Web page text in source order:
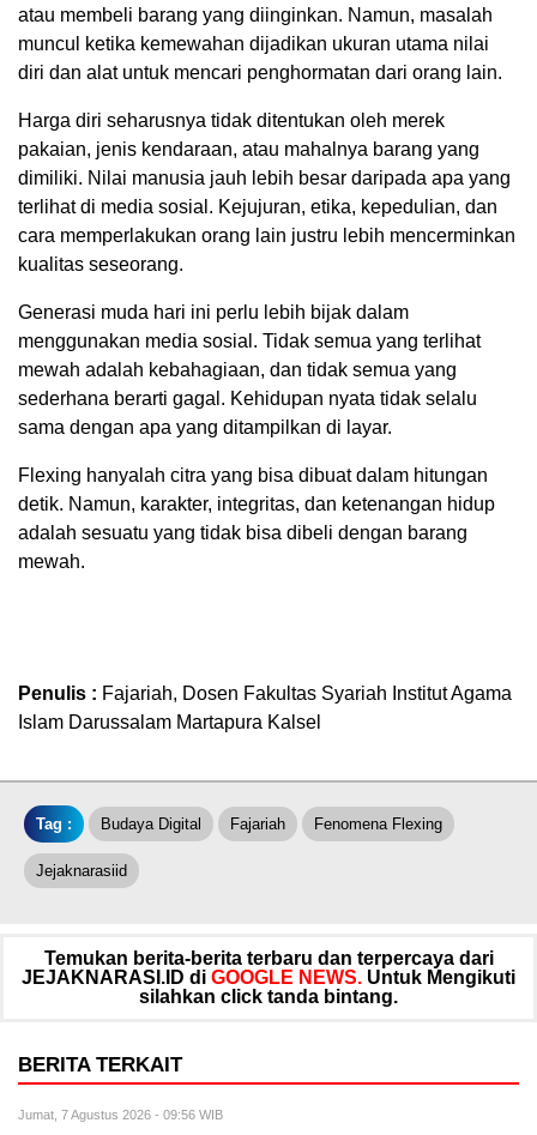
atau membeli barang yang diinginkan. Namun, masalah
muncul ketika kemewahan dijadikan ukuran utama nilai
diri dan alat untuk mencari penghormatan dari orang lain.
Harga diri seharusnya tidak ditentukan oleh merek
pakaian, jenis kendaraan, atau mahalnya barang yang
dimiliki. Nilai manusia jauh lebih besar daripada apa yang
terlihat di media sosial. Kejujuran, etika, kepedulian, dan
cara memperlakukan orang lain justru lebih mencerminkan
kualitas seseorang.
Generasi muda hari ini perlu lebih bijak dalam
menggunakan media sosial. Tidak semua yang terlihat
mewah adalah kebahagiaan, dan tidak semua yang
sederhana berarti gagal. Kehidupan nyata tidak selalu
sama dengan apa yang ditampilkan di layar.
Flexing hanyalah citra yang bisa dibuat dalam hitungan
detik. Namun, karakter, integritas, dan ketenangan hidup
adalah sesuatu yang tidak bisa dibeli dengan barang
mewah.
Penulis : Fajariah, Dosen Fakultas Syariah Institut Agama
Islam Darussalam Martapura Kalsel
Tag : Budaya Digital Fajariah Fenomena Flexing
Jejaknarasiid
Temukan berita-berita terbaru dan terpercaya dari
JEJAKNARASI.ID di GOOGLE NEWS. Untuk Mengikuti
silahkan click tanda bintang.
BERITA TERKAIT
Jumat, 7 Agustus 2026 - 09:56 WIB